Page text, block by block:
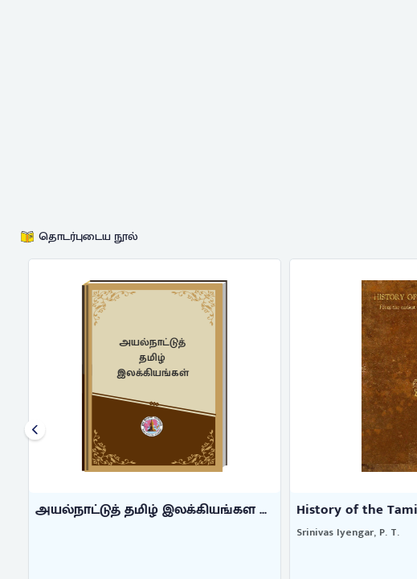
தொடர்புடைய நூல்
அயல்நாட்டுத்
தமிழ்
இலக்கியங்கள்
அயல்நாட்டுத் தமிழ் இலக்கியங்கள ... History of the
Srinivas Iyengar, P. T.